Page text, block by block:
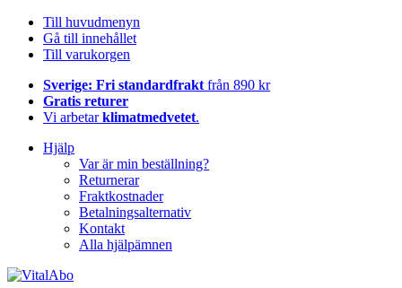
Till huvudmenyn
Gå till innehållet
Till varukorgen
Sverige: Fri standardfrakt från 890 kr
Gratis returer
Vi arbetarklimatmedvetet.
Hjälp
Var är min beställning?
Returnerar
Fraktkostnader
Betalningsalternativ
Kontakt
Alla hjälpämnen